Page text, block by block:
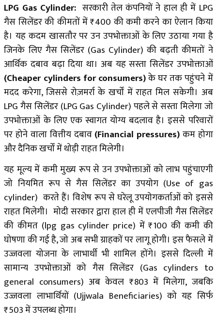
LPG Gas Cylinder:सरकारी तेल कंपनियों ने हाल ही में LPG
गैस सिलेंडर की कीमतों में ₹400 की कमी करने का ऐलान किया
है। यह कदम खासतौर पर उन उपभोक्ताओं के लिए उठाया गया है
जिनके लिए गैस सिलेंडर (Gas Cylinder) की बढ़ती कीमतों ने
आर्थिक दबाव बढ़ा दिया था। अब यह सस्ता सिलेंडर उपभोक्ताओं
(Cheaper cylinders for consumers)के घर तक पहुंचने में
मदद करेगा, जिससे रोज़मर्रा के खर्चों में राहत मिल सकेगी। अब
LPG गैस सिलेंडर (LPG Gas Cylinder) पहले से सस्ता मिलेगा जो
उपभोक्ताओं के लिए एक स्वागत योग्य बदलाव है। इससे परिवारों
पर होने वाला वित्तीय दबाव(Financial pressures)कम होगा
और दैनिक खर्चों में थोड़ी राहत मिलेगी।
यह मूल्य में कमी मुख्य रूप से उन उपभोक्ताओं को लाभ पहुंचाएगी
जो नियमित रूप से गैस सिलेंडर का उपयोग (Use of gas
cylinder) करते हैं। विशेष रूप से घरेलू उपयोगकर्ताओं को इससे
राहत मिलेगी। मोदी सरकार द्वारा हाल ही में एलपीजी गैस सिलेंडर
की कीमत (lpg gas cylinder price) में ₹100 की कमी की
घोषणा की गई है, जो अब सभी ग्राहकों पर लागू होगी। इस फैसले में
उज्जवला योजना के लाभार्थी भी शामिल होंगे। इससे दिल्ली में
सामान्य उपभोक्ताओं को गैस सिलेंडर (Gas cylinders to
general consumers) अब केवल ₹803 में मिलेगा, जबकि
उज्जवला लाभार्थियों (Ujjwala Beneficiaries) को यह सिर्फ
₹503 में उपलब्ध होगा।